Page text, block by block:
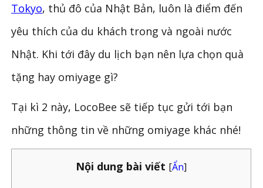
Tokyo, thủ đô của Nhật Bản, luôn là điểm đến
yêu thích của du khách trong và ngoài nước
Nhật. Khi tới đây du lịch bạn nên lựa chọn quà
tặng hay omiyage gì?
Tại kì 2 này, LocoBee sẽ tiếp tục gửi tới bạn
những thông tin về những omiyage khác nhé!
Nội dung bài viết [Ẩn]